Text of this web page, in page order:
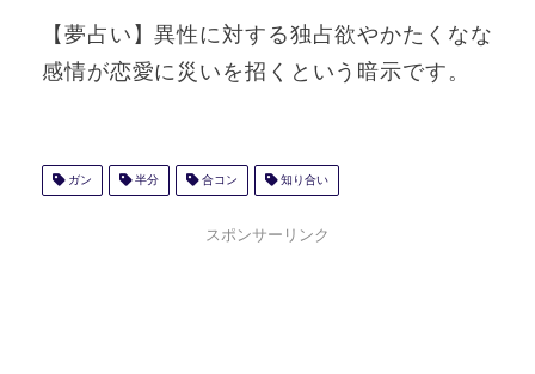
【夢占い】異性に対する独占欲やかたくなな
感情が恋愛に災いを招くという暗示です。
ガン 半分 合コン 知り合い
スポンサーリンク